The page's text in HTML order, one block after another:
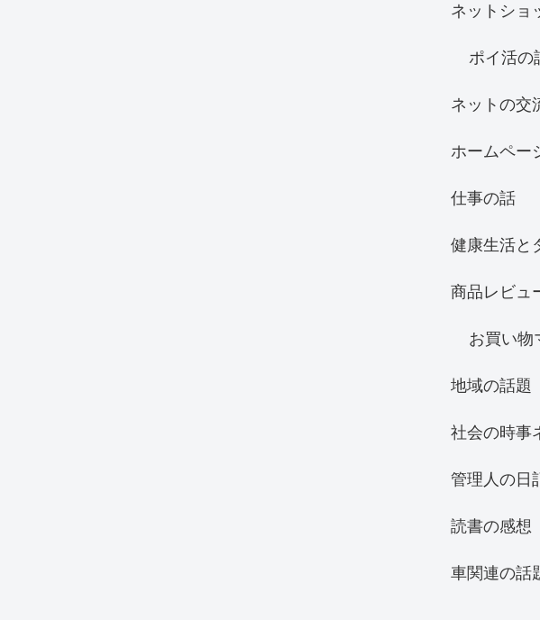
ネットショ
ポイ活の
ネットの交
ホームペー
仕事の話
健康生活と
商品レビュ
お買い物
地域の話題
社会の時事
管理人の日
読書の感想
車関連の話